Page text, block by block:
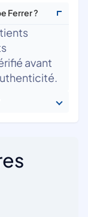
Ferrer ?
avant